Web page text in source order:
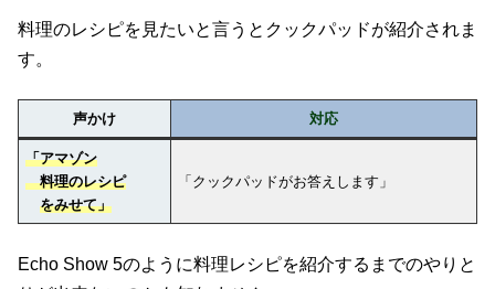
料理のレシピを見たいと言うとクックパッドが紹介されま
す。
声かけ 対応
「アマゾン
料理のレシピ
をみせて」
「クックパッドがお答えします」
Echo Show 5のように料理レシピを紹介するまでのやりと